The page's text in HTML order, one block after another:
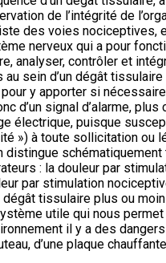
de l’intégrité de
des voies nociceptives,
nerveux qui a pour
analyser, contrôler et
sein d’un dégât tissulaire
y apporter si
d’un signal d’alarme, plus
électrique, puisque
») à toute sollicitation ou
distingue schématiquement
: la douleur par
par stimulation
dégât tissulaire plus ou
utile qui nous
il y a des
d’une plaque